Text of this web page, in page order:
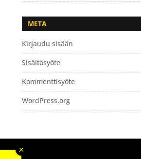
META
Kirjaudu sisään
Sisältösyöte
Kommenttisyöte
WordPress.org